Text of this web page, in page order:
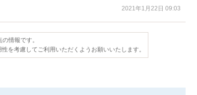
2021年1月22日 09:03
情報です。
を考慮してご利用いただくようお願いいたします。